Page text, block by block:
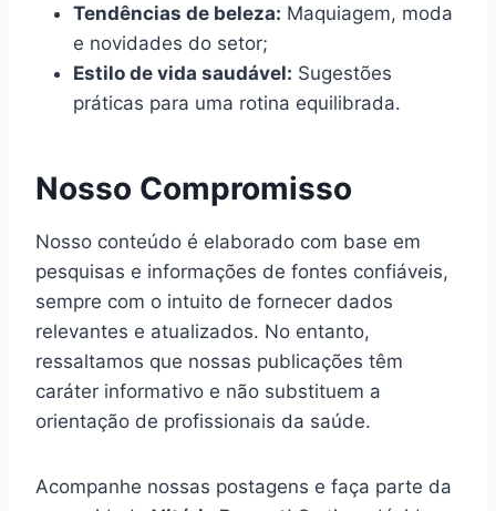
Tendências de beleza: Maquiagem, moda
e novidades do setor;
Estilo de vida saudável: Sugestões
práticas para uma rotina equilibrada.
Nosso Compromisso
Nosso conteúdo é elaborado com base em
pesquisas e informações de fontes confiáveis,
sempre com o intuito de fornecer dados
relevantes e atualizados. No entanto,
ressaltamos que nossas publicações têm
caráter informativo e não substituem a
orientação de profissionais da saúde.
Acompanhe nossas postagens e faça parte da